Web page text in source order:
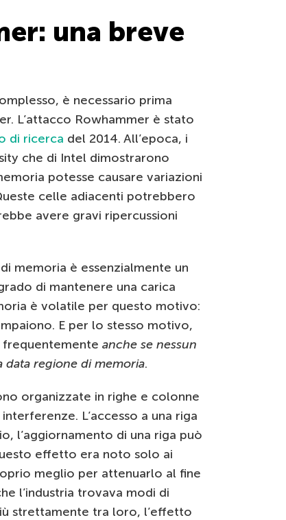
una breve
è necessario prima
L’attacco Rowhammer è stato
di ricerca del 2014. All’epoca, i
che di Intel dimostrarono
potesse causare variazioni
celle adiacenti potrebbero
avere gravi ripercussioni
memoria è essenzialmente un
di mantenere una carica
è volatile per questo motivo:
E per lo stesso motivo,
frequentemente anche se nessun
data regione di memoria.
organizzate in righe e colonne
L’accesso a una riga
l’aggiornamento di una riga può
effetto era noto solo ai
meglio per attenuarlo al fine
l’industria trovava modi di
strettamente tra loro, l’effetto